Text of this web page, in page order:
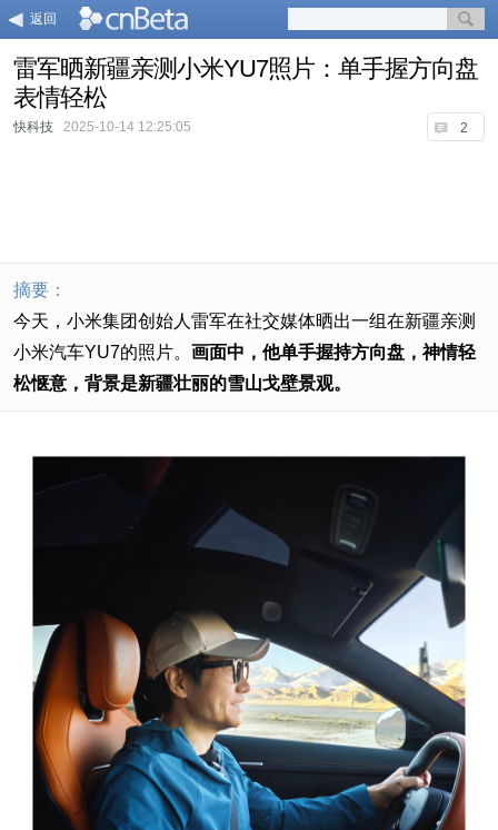
返回
雷军晒新疆亲测小米YU7照片：单手握方向盘
表情轻松
2
快科技 2025-10-14 12:25:05
摘要：
今天，小米集团创始人雷军在社交媒体晒出一组在新疆亲测
小米汽车YU7的照片。 画面中，他单手握持方向盘，神情轻
松惬意，背景是新疆壮丽的雪山戈壁景观。